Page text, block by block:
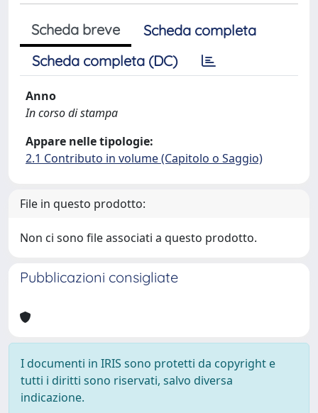
Scheda breve
Scheda completa
Scheda completa (DC)
Anno
In corso di stampa
Appare nelle tipologie:
2.1 Contributo in volume (Capitolo o Saggio)
File in questo prodotto:
Non ci sono file associati a questo prodotto.
Pubblicazioni consigliate
I documenti in IRIS sono protetti da copyright e
tutti i diritti sono riservati, salvo diversa
indicazione.